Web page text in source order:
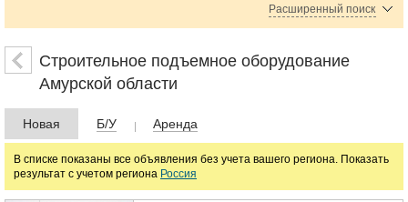
Расширенный поиск
Подъемники коленчатые
Подъемники телескопические
Люльки строительные
Цена
Строительное подъемное оборудование
Амурской области
Новая Б/У Аренда
В списке показаны все объявления без учета вашего региона. Показать
результат с учетом региона Россия